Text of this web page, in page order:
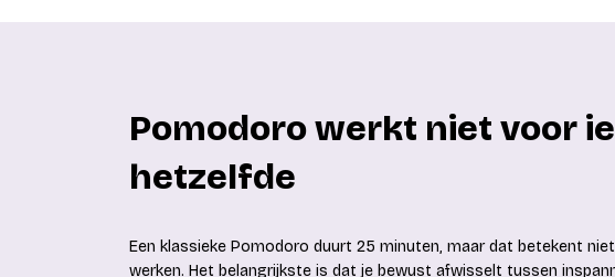
Pomodoro werkt niet voor
hetzelfde
Een klassieke Pomodoro duurt 25 minuten, maar dat betekent
werken. Het belangrijkste is dat je bewust afwisselt tussen